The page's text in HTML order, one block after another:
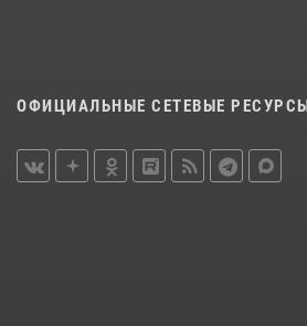
ОФИЦИАЛЬНЫЕ СЕТЕВЫЕ РЕСУРСЫ